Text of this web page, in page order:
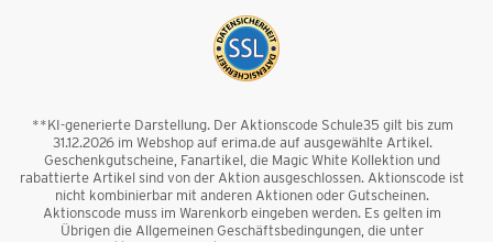
**KI-generierte Darstellung. Der Aktionscode Schule35 gilt bis zum
31.12.2026 im Webshop auf erima.de auf ausgewählte Artikel.
Geschenkgutscheine, Fanartikel, die Magic White Kollektion und
rabattierte Artikel sind von der Aktion ausgeschlossen. Aktionscode ist
nicht kombinierbar mit anderen Aktionen oder Gutscheinen.
Aktionscode muss im Warenkorb eingeben werden. Es gelten im
Übrigen die Allgemeinen Geschäftsbedingungen, die unter